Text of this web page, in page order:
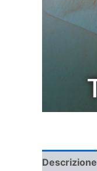
Descrizione